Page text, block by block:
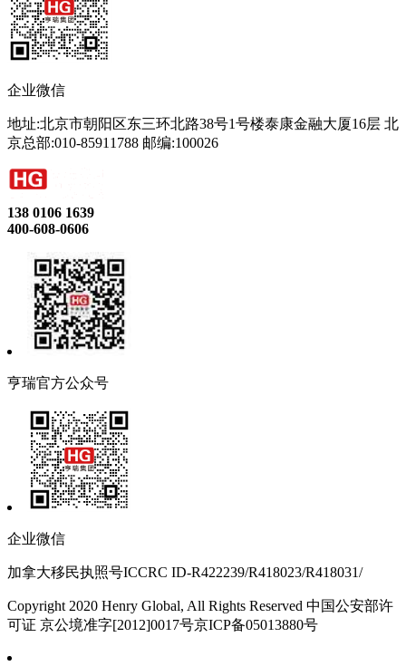
企业微信
地址:北京市朝阳区东三环北路38号1号楼泰康金融大厦16层 北
京总部:010-85911788 邮编:100026
138 0106 1639
400-608-0606
亨瑞官方公众号
企业微信
加拿大移民执照号ICCRC ID-R422239/R418023/R418031/
Copyright 2020 Henry Global, All Rights Reserved 中国公安部许
可证 京公境准字[2012]0017号京ICP备05013880号